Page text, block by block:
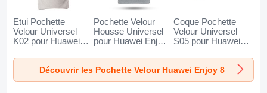
Etui Pochette
Velour Universel
K02 pour Huawei
Pochette Velour
Housse Universel
pour Huawei Enjoy
Coque Pochette
Velour Universel
S05 pour Huawei
Découvrir les Pochette Velour Huawei Enjoy 8